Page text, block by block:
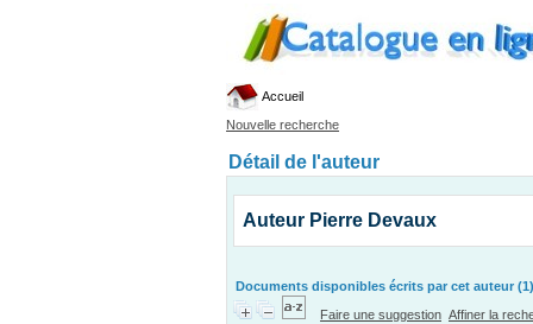
Accueil
Nouvelle recherche
Détail de l'auteur
Auteur Pierre Devaux
Documents disponibles écrits par cet auteur (1)
Faire une suggestion Affiner la